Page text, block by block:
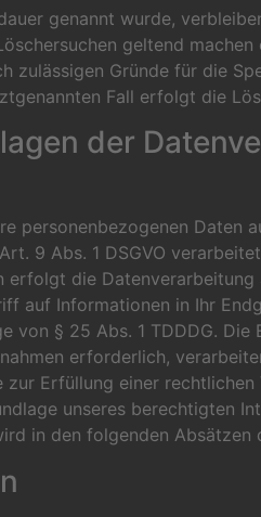
genannt wurde,
geltend
Gründe für die
Fall erfolgt die
der
Daten
9 Abs. 1 DSGVO
die
auf Informationen in Ihr
§ 25 Abs. 1 TDDDG.
erforderlich,
Erfüllung einer
unseres berechtigten
in den folgenden